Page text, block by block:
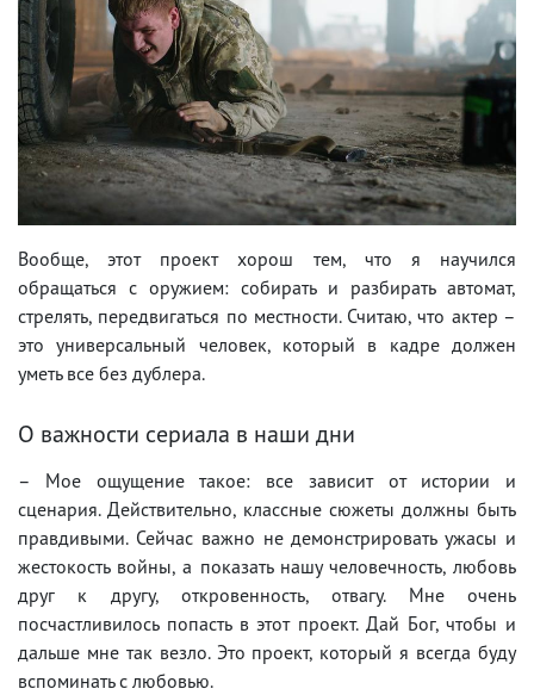
Вообще, этот проект хорош тем, что я научился
обращаться с оружием: собирать и разбирать автомат,
стрелять, передвигаться по местности. Считаю, что актер –
это универсальный человек, который в кадре должен
уметь все без дублера.
О важности сериала в наши дни
– Мое ощущение такое: все зависит от истории и
сценария. Действительно, классные сюжеты должны быть
правдивыми. Сейчас важно не демонстрировать ужасы и
жестокость войны, а показать нашу человечность, любовь
друг к другу, откровенность, отвагу. Мне очень
посчастливилось попасть в этот проект. Дай Бог, чтобы и
дальше мне так везло. Это проект, который я всегда буду
вспоминать с любовью.